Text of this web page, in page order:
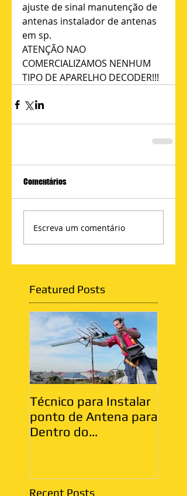
ajuste de sinal manutenção de
antenas instalador de antenas
em sp.
ATENÇÃO NAO
COMERCIALIZAMOS NENHUM
TIPO DE APARELHO DECODER!!!
Comentários
Escreva um comentário
Featured Posts
Técnico para Instalar
ponto de Antena para
Dentro do
Recent Posts